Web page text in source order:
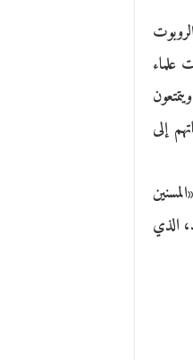
علماء
إلى
الذي